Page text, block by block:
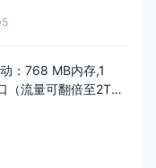
：768 MB内存,1
（流量可翻倍至2T）